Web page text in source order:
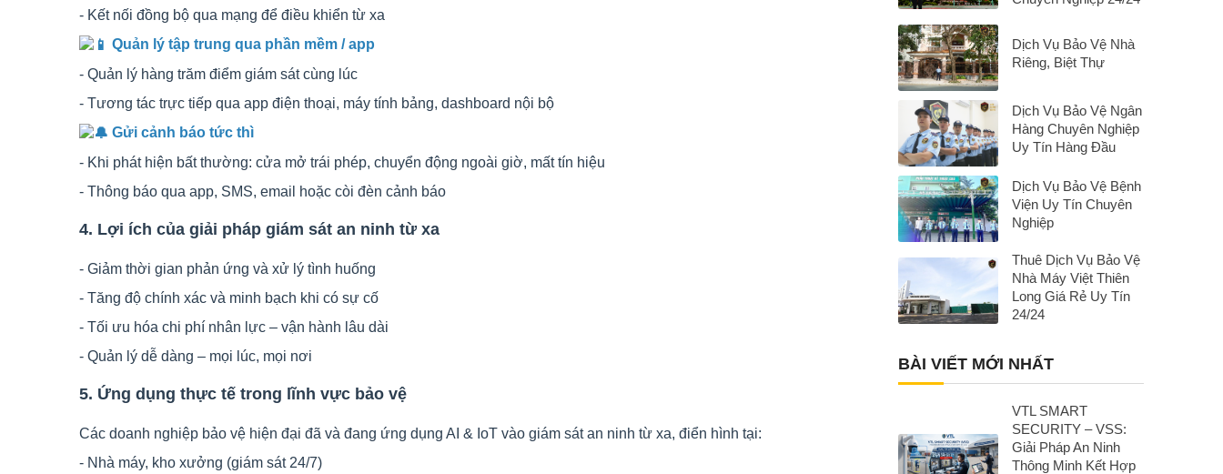
- Kết nối đồng bộ qua mạng để điều khiển từ xa
Quản lý tập trung qua phần mềm / app
- Quản lý hàng trăm điểm giám sát cùng lúc
- Tương tác trực tiếp qua app điện thoại, máy tính bảng, dashboard nội bộ
Gửi cảnh báo tức thì
- Khi phát hiện bất thường: cửa mở trái phép, chuyển động ngoài giờ, mất tín hiệu
- Thông báo qua app, SMS, email hoặc còi đèn cảnh báo
4. Lợi ích của giải pháp giám sát an ninh từ xa
- Giảm thời gian phản ứng và xử lý tình huống
- Tăng độ chính xác và minh bạch khi có sự cố
- Tối ưu hóa chi phí nhân lực – vận hành lâu dài
- Quản lý dễ dàng – mọi lúc, mọi nơi
5. Ứng dụng thực tế trong lĩnh vực bảo vệ
Các doanh nghiệp bảo vệ hiện đại đã và đang ứng dụng AI & IoT vào giám sát an ninh từ xa, điển hình tại:
- Nhà máy, kho xưởng (giám sát 24/7)
Dịch Vụ Bảo Vệ Nhà
Riêng, Biệt Thự
Dịch Vụ Bảo Vệ Ngân
Hàng Chuyên Nghiệp
Uy Tín Hàng Đầu
Dịch Vụ Bảo Vệ Bệnh
Viện Uy Tín Chuyên
Nghiệp
Thuê Dịch Vụ Bảo Vệ
Nhà Máy Việt Thiên
Long Giá Rẻ Uy Tín
24/24
BÀI VIẾT MỚI NHẤT
VTL SMART
SECURITY – VSS:
Giải Pháp An Ninh
Thông Minh Kết Hợp